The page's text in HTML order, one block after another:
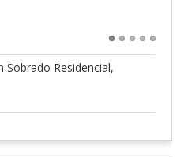
Residencial,